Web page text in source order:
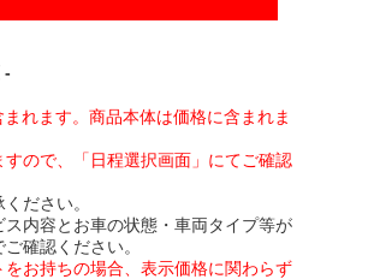
-
れます。商品本体は価格に含まれま
ので、「日程選択画面」にてご確認
ださい。
内容とお車の状態・車両タイプ等が
確認ください。
お持ちの場合、表示価格に関わらず